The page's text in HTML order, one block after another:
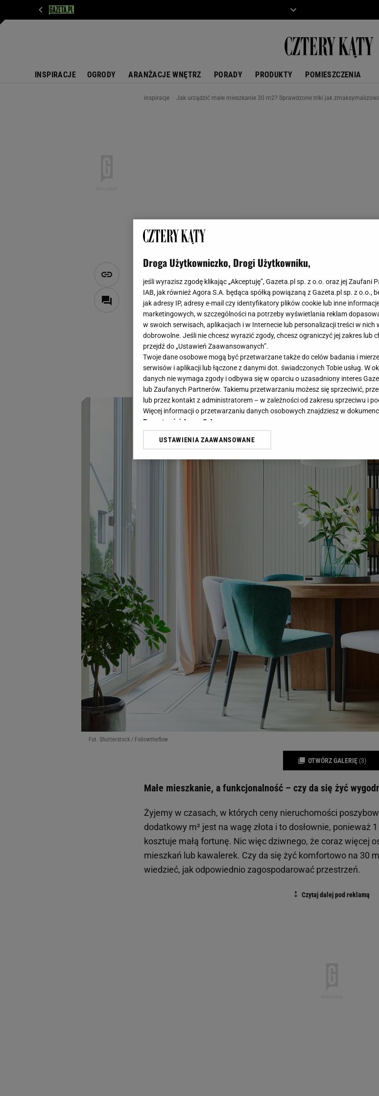
INSPIRACJE OGRODY ARANŻACJE WNĘTRZ PORADY PRODUKTY POMIESZCZENIA
inspiracje Jak urządzić małe mieszkanie 30 m2? Sprawdzone triki jak
Jak urządzić małe mieszkanie 30
praktyczne porady
Natalia Latawiec
22 października 2024, 10:00
W czasach, w których większość młodych ludzi ma problem
nieruchomości, częstym wyborem stają się niewielkie
mieszkanie? Oto kilka trików, które pomogą ci
Fot. Shutterstock / Followtheflow
OTWÓRZ GALERIĘ (3)
Małe mieszkanie, a funkcjonalność – czy da się żyć
Żyjemy w czasach, w których ceny nieruchomości
dodatkowy m² jest na wagę złota i to dosłownie, ponieważ
kosztuje małą fortunę. Nic więc dziwnego, że coraz więcej
mieszkań lub kawalerek. Czy da się żyć komfortowo na 30
wiedzieć, jak odpowiednio zagospodarować przestrzeń.
Droga Użytkowniczko, Drogi Użytkowniku,
jeśli wyrazisz zgodę klikając „Akceptuję”, Gazeta.pl sp. z o.o. oraz jej Zaufani
IAB, jak również Agora S.A. będąca spółką powiązaną z Gazeta.pl sp. z o.o.,
jak adresy IP, adresy e-mail czy identyfikatory plików cookie lub inne
marketingowych, w szczególności na potrzeby wyświetlania reklam
w swoich serwisach, aplikacjach i w Internecie lub personalizacji treści w nich
dobrowolne. Jeśli nie chcesz wyrazić zgody, chcesz ograniczyć jej zakres lub
przejdź do „Ustawień Zaawansowanych”.
Twoje dane osobowe mogą być przetwarzane także do celów badania i
serwisów i aplikacji lub łączone z danymi dot. świadczonych Tobie usług. W
danych nie wymaga zgody i odbywa się w oparciu o uzasadniony interes
lub Zaufanych Partnerów. Takiemu przetwarzaniu możesz się sprzeciwić,
lub przez kontakt z administratorem – w zależności od zakresu sprzeciwu i
Więcej informacji o przetwarzaniu danych osobowych znajdziesz w
Prywatności Agora S.A.
Klikając „Akceptuję” wyrażasz też zgodę na zainstalowanie i
dotyczące plików cookie, wywołując narzędzie do zarządzania twoimi
odnośnik „Ustawienia prywatności ” w stopce serwisu i przechodząc do
plików cookie możliwa jest także za pomocą ustawień przeglądarki.
My, nasi Zaufani Partnerzy i Agora S.A. możemy przetwarzać dane osobowe
Użycie dokładnych danych geolokalizacyjnych. Aktywne skanowanie
Przechowywanie informacji na urządzeniu lub dostęp do nich.
Lista Zaufanych Partnerów
USTAWIENIA ZAAWANSOWANE